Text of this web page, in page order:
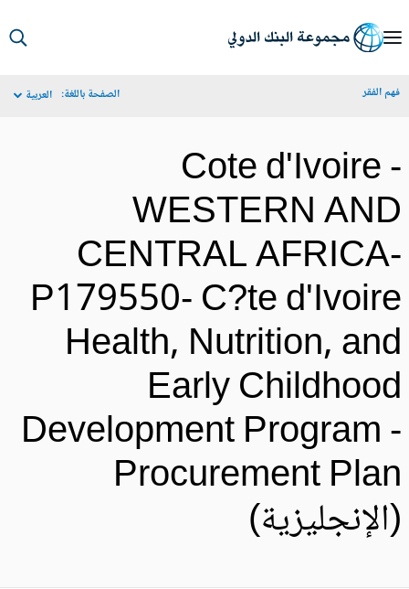
الفقر الصفحة باللغة: العربية
Cote d'Ivoire
WESTERN
CENTRAL
P179550- C?te
Health, Nutrition,
Early
Development Program
Procurement